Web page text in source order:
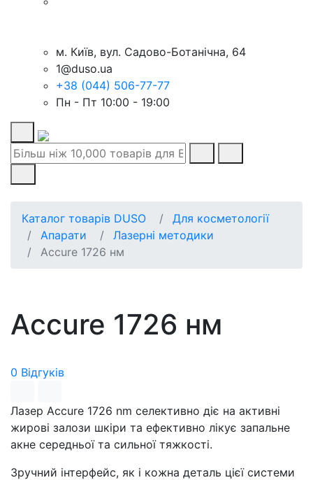
м. Київ, вул. Садово-Ботанічна, 64
1@duso.ua
+38 (044) 506-77-77
Пн - Пт 10:00 - 19:00
Каталог товарів DUSO
Для косметології
Апарати
Лазерні методики
Accure 1726 нм
Accure 1726 нм
0 Відгуків
Лазер Accure 1726 nm селективно діє на активні
жирові залози шкіри та ефективно лікує запальне
акне середньої та сильної тяжкості.
Зручний інтерфейс, як і кожна деталь цієї системи